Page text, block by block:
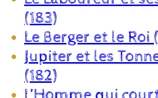
(183)
Le Berger et le Roi
Jupiter et les
(182)